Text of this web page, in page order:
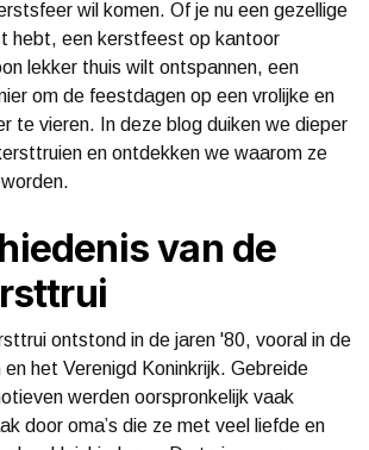
wil komen. Of je nu een gezellige
hebt, een kerstfeest op kantoor
lekker thuis wilt ontspannen, een
om de feestdagen op een vrolijke en
te vieren. In deze blog duiken we dieper
en ontdekken we waarom ze
van de
ontstond in de jaren '80, vooral in de
het Verenigd Koninkrijk. Gebreide
werden oorspronkelijk vaak
door oma’s die ze met veel liefde en